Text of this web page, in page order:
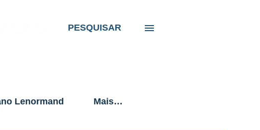
PESQUISAR
Lenormand Mais…